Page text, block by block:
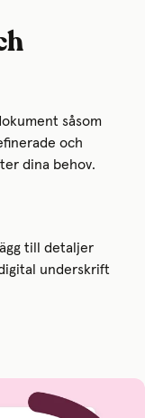
såsom
och
dina behov.
till detaljer
underskrift